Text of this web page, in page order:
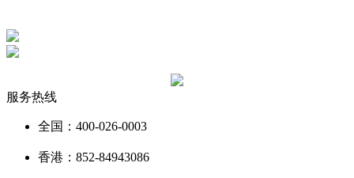
服务热线
全国：400-026-0003
香港：852-84943086